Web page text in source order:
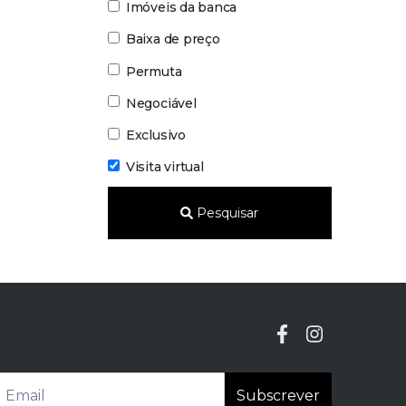
Imóveis da banca
Baixa de preço
Permuta
Negociável
Exclusivo
Visita virtual
Pesquisar
Subscrever